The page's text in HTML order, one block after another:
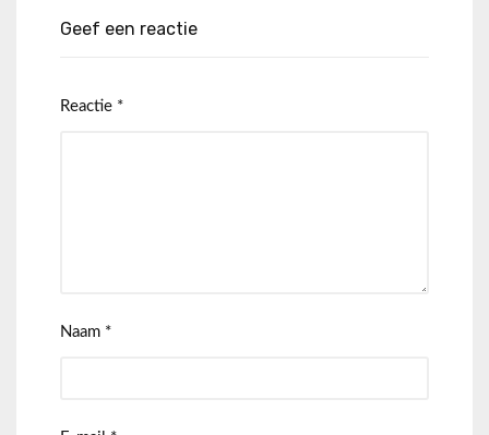
Geef een reactie
Reactie *
Naam *